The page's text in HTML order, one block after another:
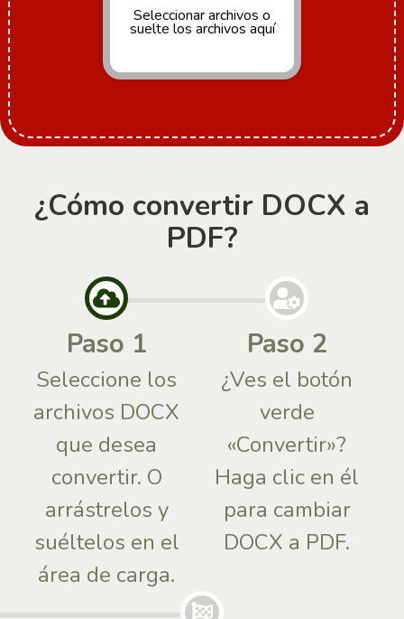
Seleccionar archivos o
suelte los archivos aquí
¿Cómo convertir DOCX a
PDF?
Paso 1
Seleccione los
archivos DOCX
que desea
convertir. O
arrástrelos y
suéltelos en el
área de carga.
Paso 2
¿Ves el botón
verde
«Convertir»?
Haga clic en él
para cambiar
DOCX a PDF.